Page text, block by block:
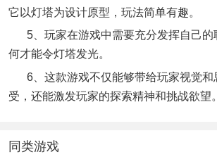
它以灯塔为设计原型，玩法简单有趣。
5、玩家在游戏中需要充分发挥自己
何才能令灯塔发光。
6、这款游戏不仅能够带给玩家视觉
受，还能激发玩家的探索精神和挑战欲望。
同类游戏